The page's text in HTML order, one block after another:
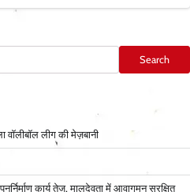
Search
लीग की मेज़बानी
कार्य तेज, मालदेवता में आवागमन सुरक्षित